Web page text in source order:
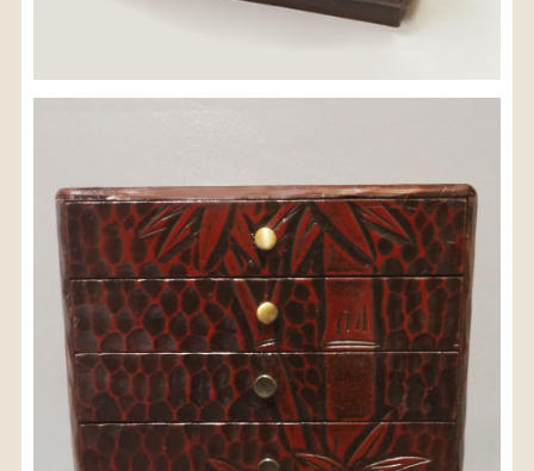
配送料金(税込)